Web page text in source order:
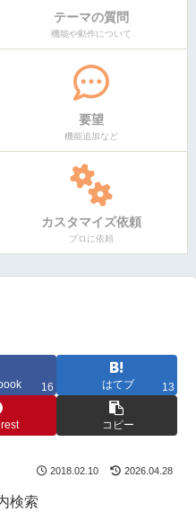
テーマの質問
機能や動作について
要望
機能追加など
カスタマイズ依頼
プロに依頼
16 はてブ 13
コピー
2018.02.10 2026.04.28
検索